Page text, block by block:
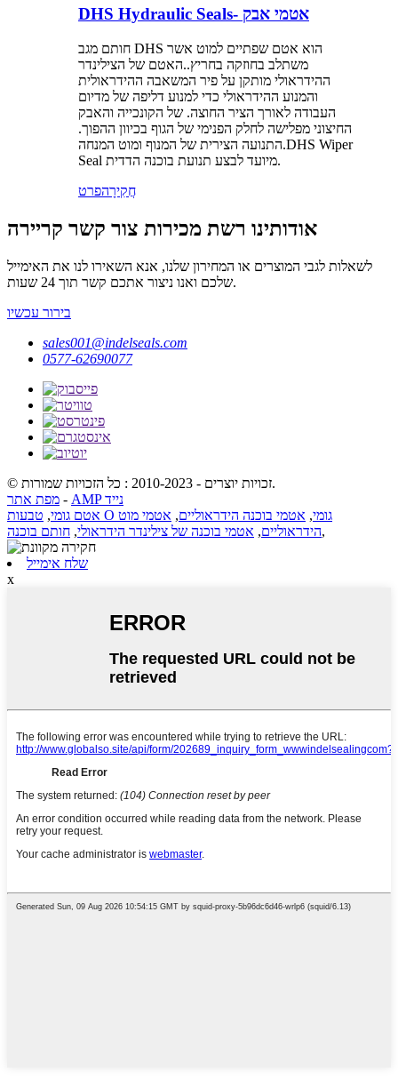
DHS Hydraulic Seals- אטמי אבק
חותם מגב DHS הוא אטם שפתיים למוט אשר
משתלב בחוזקה בחריץ..האטם של הצילינדר
ההידראולי מותקן על פיר המשאבה ההידראולית
והמנוע ההידראולי כדי למנוע דליפה של מדיום
העבודה לאורך הציר החוצה. של הקונכייה והאבק
החיצוני מפלישה לחלק הפנימי של הגוף בכיוון ההפוך.
התנועה הצירית של המנוף ומוט המנחה.DHS Wiper
Seal מיועד לבצע תנועת בוכנה הדדית.
חֲקִירָהפרט
אודותינו רשת מכירות צור קשר קריירה
לשאלות לגבי המוצרים או המחירון שלנו, אנא השאירו לנו את האימייל
שלכם ואנו ניצור אתכם קשר תוך 24 שעות.
בירור עכשיו
sales001@indelseals.com
0577-62690077
© זכויות יוצרים - 2010-2023 : כל הזכויות שמורות.
מפת אתר -
AMP נייד
אטם גומי, טבעות O גומי, אטמי בוכנה הידראוליים, אטמי מוט
הידראוליים, אטמי בוכנה של צילינדר הידראולי, חותם בוכנה ,
שלח אימייל
x